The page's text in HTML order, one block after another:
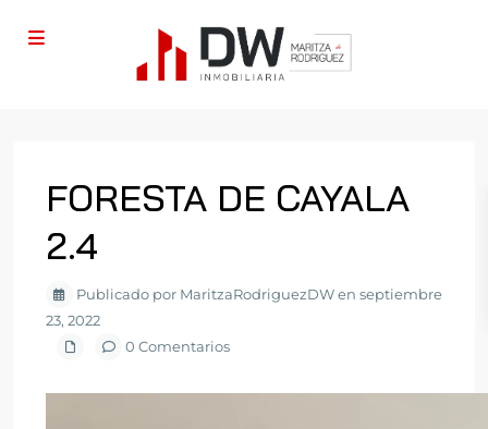
FORESTA DE CAYALA
2.4
Publicado por MaritzaRodriguezDW en septiembre
23, 2022
0 Comentarios